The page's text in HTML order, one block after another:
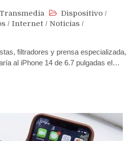
Transmedia Dispositivo /
/ Internet / Noticias /
filtradores y prensa especializada,
al iPhone 14 de 6.7 pulgadas el…